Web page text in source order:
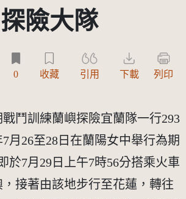
探險大隊
0 收藏 引用 下載 列印
鬥訓練蘭嶼探險宜蘭隊一行293
月26至28日在蘭陽女中舉行為期
於7月29日上午7時56分搭乘火車
接著由該地步行至花蓮，轉往